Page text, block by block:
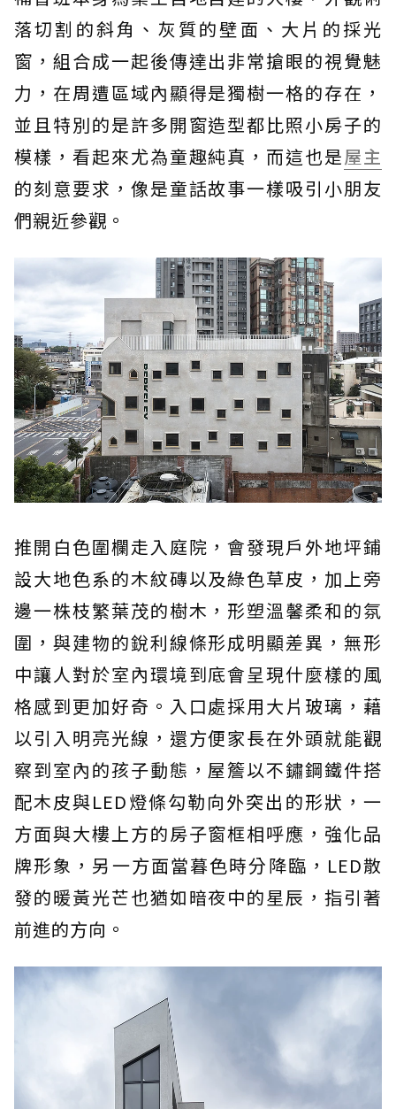
落切割的斜角、灰質的壁面、大片的採光
窗，組合成一起後傳達出非常搶眼的視覺魅
力，在周遭區域內顯得是獨樹一格的存在，
並且特別的是許多開窗造型都比照小房子的
模樣，看起來尤為童趣純真，而這也是屋主
的刻意要求，像是童話故事一樣吸引小朋友
們親近參觀。
推開白色圍欄走入庭院，會發現戶外地坪鋪
設大地色系的木紋磚以及綠色草皮，加上旁
邊一株枝繁葉茂的樹木，形塑溫馨柔和的氛
圍，與建物的銳利線條形成明顯差異，無形
中讓人對於室內環境到底會呈現什麼樣的風
格感到更加好奇。入口處採用大片玻璃，藉
以引入明亮光線，還方便家長在外頭就能觀
察到室內的孩子動態，屋簷以不鏽鋼鐵件搭
配木皮與LED燈條勾勒向外突出的形狀，一
方面與大樓上方的房子窗框相呼應，強化品
牌形象，另一方面當暮色時分降臨，LED散
發的暖黃光芒也猶如暗夜中的星辰，指引著
前進的方向。